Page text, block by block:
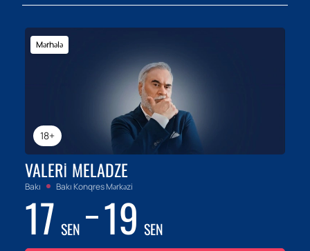
18+
Mərhələ
VALERI MELADZE
Bakı Bakı Konqres Mərkəzi
17 SEN 19 SEN